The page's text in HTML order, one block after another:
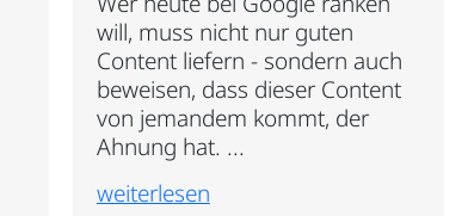
will, muss nicht nur guten
Content liefern - sondern auch
beweisen, dass dieser Content
von jemandem kommt, der
Ahnung hat. ...
weiterlesen